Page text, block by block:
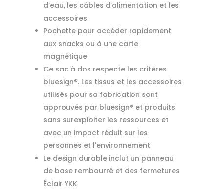
d’eau, les câbles d’alimentation et les
accessoires
Pochette pour accéder rapidement
aux snacks ou à une carte
magnétique
Ce sac à dos respecte les critères
bluesign®. Les tissus et les accessoires
utilisés pour sa fabrication sont
approuvés par bluesign® et produits
sans surexploiter les ressources et
avec un impact réduit sur les
personnes et l'environnement
Le design durable inclut un panneau
de base rembourré et des fermetures
Éclair YKK